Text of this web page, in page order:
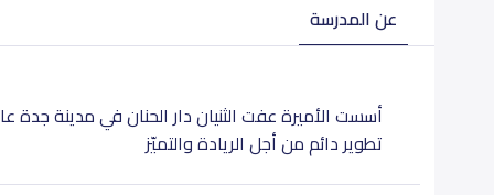
عن المدرسة
تطوير دائم من أجل الريادة والتميّز